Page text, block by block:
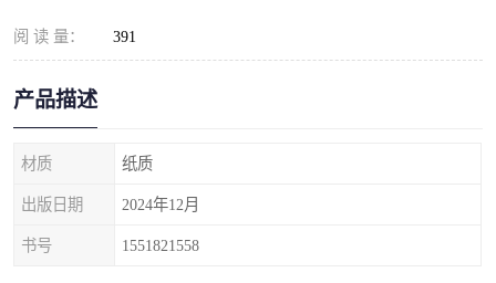
阅 读 量： 391
产品描述
材质 纸质
出版日期 2024年12月
书号 1551821558
额
电子工程概预算定额
疏浚工程预算定额
福建建设工程预算定额